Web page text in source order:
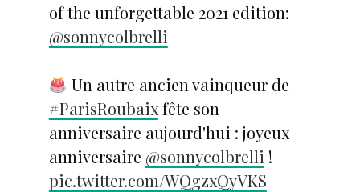
of the unforgettable 2021 edition:
@sonnycolbrelli
Un autre ancien vainqueur de
#ParisRoubaixfête son
anniversaire aujourd'hui : joyeux
anniversaire @sonnycolbrelli !
pic.twitter.com/WQgzxQyVKS